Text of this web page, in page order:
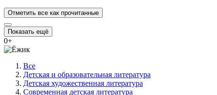
Отметить все как прочитанные
Показать ещё
0+
Все
Детская и образовательная литература
Детская художественная литература
Современная детская литература